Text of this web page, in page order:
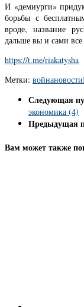
И «демиурги»
борьбы с
вроде, название
дальше вы и сами
https://t.me/riakatysha
Метки: войнановости
Следующая
экономика (4)
Предыдущая
Вам может также